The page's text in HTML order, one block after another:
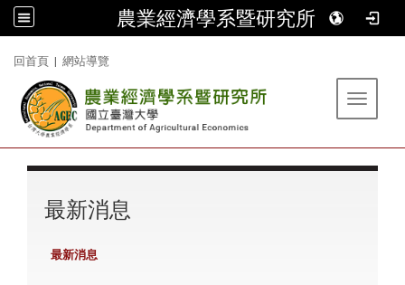
農業經濟學系暨研究所
回首頁 | 網站導覽
Toggle
最新消息
最新消息